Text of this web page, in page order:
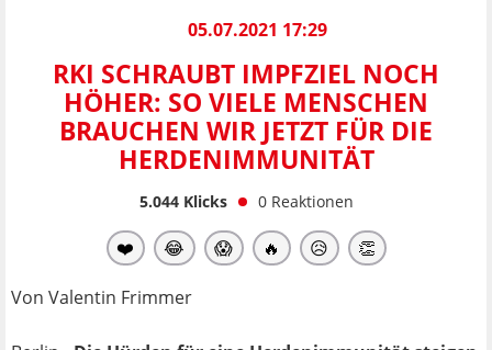
05.07.2021 17:29
RKI SCHRAUBT IMPFZIEL NOCH
HÖHER: SO VIELE MENSCHEN
BRAUCHEN WIR JETZT FÜR DIE
HERDENIMMUNITÄT
5.044Klicks 0 Reaktionen
❤️ 😂 😱 🔥 😥 👏
Von Valentin Frimmer